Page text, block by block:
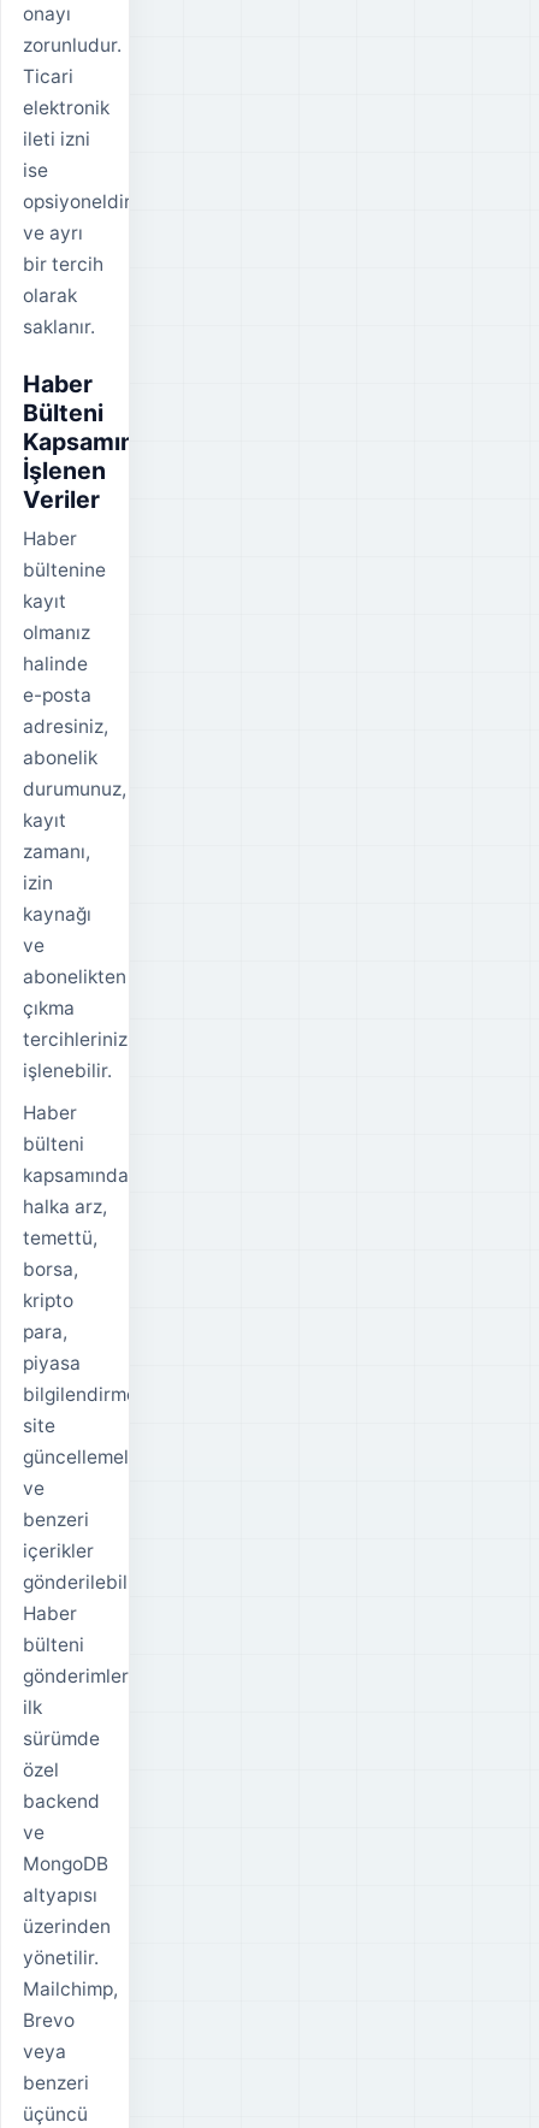
onayı
zorunludur.
Ticari
elektronik
ileti izni
ise
opsiyoneldir
ve ayrı
bir tercih
olarak
saklanır.
Haber
Bülteni
Kapsamında
İşlenen
Veriler
Haber
bültenine
kayıt
olmanız
halinde
e-posta
adresiniz,
abonelik
durumunuz,
kayıt
zamanı,
izin
kaynağı
ve
abonelikten
çıkma
tercihleriniz
işlenebilir.
Haber
bülteni
kapsamında
halka arz,
temettü,
borsa,
kripto
para,
piyasa
bilgilendirmeleri,
site
güncellemeleri
ve
benzeri
içerikler
gönderilebilir.
Haber
bülteni
gönderimleri
ilk
sürümde
özel
backend
ve
MongoDB
altyapısı
üzerinden
yönetilir.
Mailchimp,
Brevo
veya
benzeri
üçüncü